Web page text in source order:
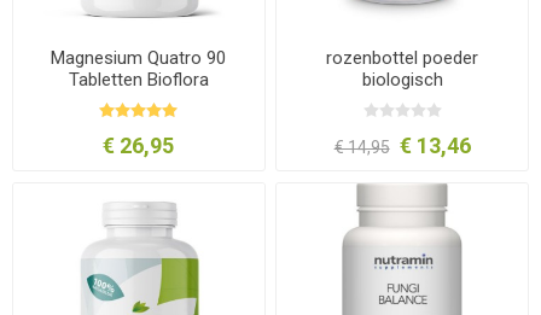
Magnesium Quatro 90
Tabletten Bioflora
€ 26,95
rozenbottel poeder
biologisch
€ 14,95 € 13,46